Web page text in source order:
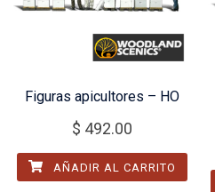
Figuras apicultores – HO
$ 492.00
AÑADIR AL CARRITO